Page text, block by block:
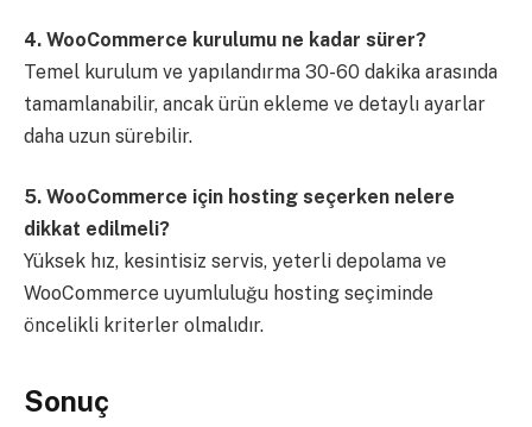
4. WooCommerce kurulumu ne kadar sürer?
Temel kurulum ve yapılandırma 30-60 dakika arasında
tamamlanabilir, ancak ürün ekleme ve detaylı ayarlar
daha uzun sürebilir.
5. WooCommerce için hosting seçerken nelere
dikkat edilmeli?
Yüksek hız, kesintisiz servis, yeterli depolama ve
WooCommerce uyumluluğu hosting seçiminde
öncelikli kriterler olmalıdır.
Sonuç